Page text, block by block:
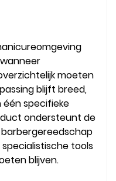
moeten
blijft breed,
specifieke
ondersteunt de
tools
blijven.